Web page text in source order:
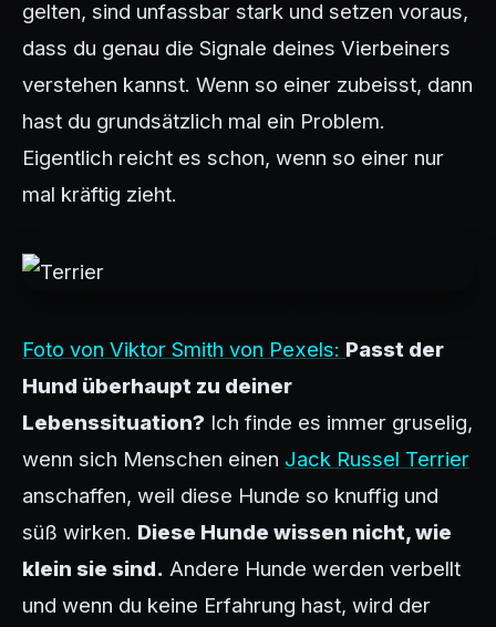
gelten, sind unfassbar stark und setzen voraus,
dass du genau die Signale deines Vierbeiners
verstehen kannst. Wenn so einer zubeisst, dann
hast du grundsätzlich mal ein Problem.
Eigentlich reicht es schon, wenn so einer nur
mal kräftig zieht.
Foto von Viktor Smith von Pexels: Passt der
Hund überhaupt zu deiner
Lebenssituation? Ich finde es immer gruselig,
wenn sich Menschen einen Jack Russel Terrier
anschaffen, weil diese Hunde so knuffig und
süß wirken. Diese Hunde wissen nicht, wie
klein sie sind. Andere Hunde werden verbellt
und wenn du keine Erfahrung hast, wird der